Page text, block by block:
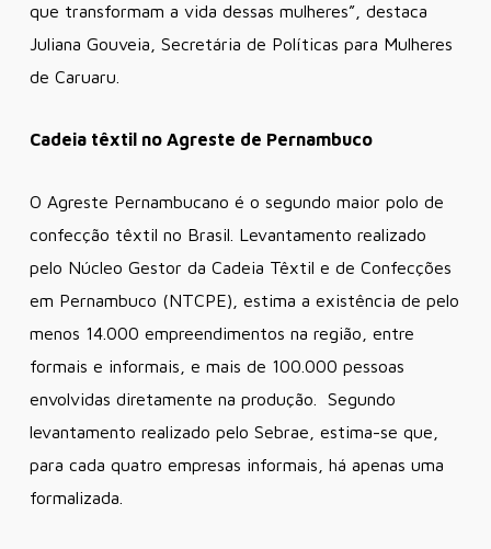
que transformam a vida dessas mulheres”, destaca
Juliana Gouveia, Secretária de Políticas para Mulheres
de Caruaru.
Cadeia têxtil no Agreste de Pernambuco
O Agreste Pernambucano é o segundo maior polo de
confecção têxtil no Brasil. Levantamento realizado
pelo Núcleo Gestor da Cadeia Têxtil e de Confecções
em Pernambuco (NTCPE), estima a existência de pelo
menos 14.000 empreendimentos na região, entre
formais e informais, e mais de 100.000 pessoas
envolvidas diretamente na produção. Segundo
levantamento realizado pelo Sebrae, estima-se que,
para cada quatro empresas informais, há apenas uma
formalizada.